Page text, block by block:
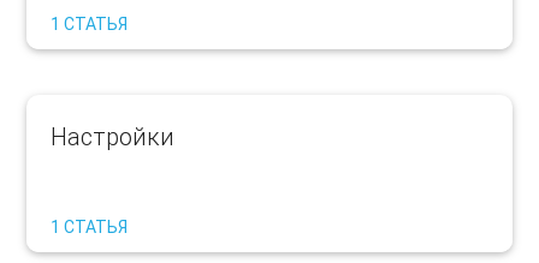
1 СТАТЬЯ
Настройки
1 СТАТЬЯ